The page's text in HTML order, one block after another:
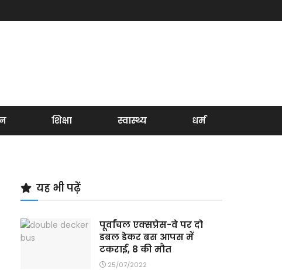
शिक्षा स्वास्थ्य धर्म
यह भी पढ़ें
पूर्वांचल एक्सप्रेस-वे पर दो
डबल डेकर बस आपस में
टकराई, 8 की मौत
25/07/2022